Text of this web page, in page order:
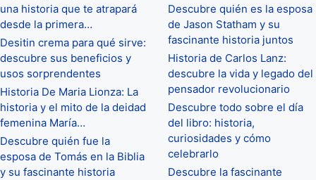
una historia que te atrapará
desde la primera…
Desitin crema para qué sirve:
descubre sus beneficios y
usos sorprendentes
Historia De Maria Lionza: La
historia y el mito de la deidad
femenina María…
Descubre quién fue la
esposa de Tomás en la Biblia
y su fascinante historia
Descubre quién es la esposa
de Jason Statham y su
fascinante historia juntos
Historia de Carlos Lanz:
descubre la vida y legado del
pensador revolucionario
Descubre todo sobre el día
del libro: historia,
curiosidades y cómo
celebrarlo
Descubre la fascinante